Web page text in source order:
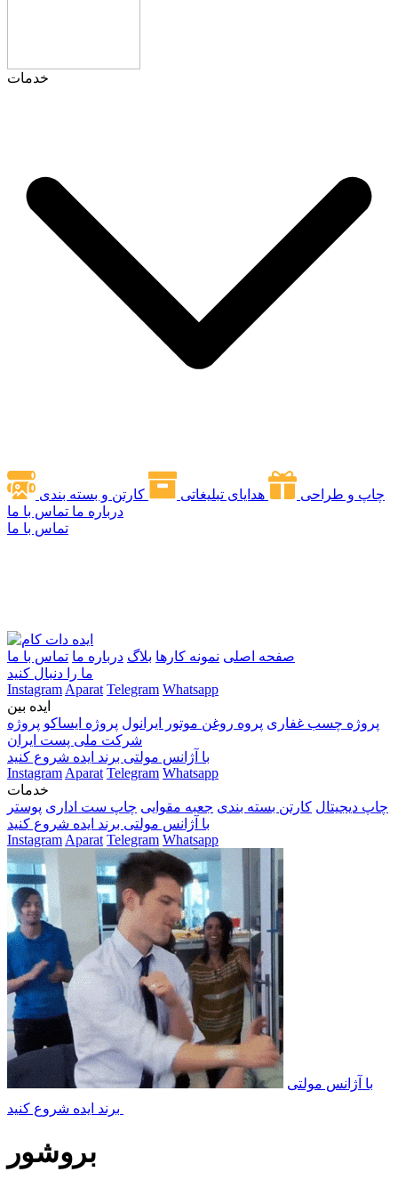
خدمات
چاپ و طراحی هدایای تبلیغاتی
کارتن و بسته بندی
درباره ما تماس با ما
تماس با ما
صفحه اصلی نمونه کارها بلاگ درباره ما تماس با ما
ما را دنبال کنید
Instagram Aparat Telegram Whatsapp
ایده بین
پروژه چسب غفاری پروه روغن موتور ایرانول پروژه ایساکو پروژه
شرکت ملی پست ایران
با آژانس مولتی برند ایده شروع کنید
Instagram Aparat Telegram Whatsapp
خدمات
چاپ دیجیتال کارتن بسته بندی جعبه مقوایی چاپ ست اداری پوستر
با آژانس مولتی برند ایده شروع کنید
Instagram Aparat Telegram Whatsapp
با آژانس مولتی
بروشور